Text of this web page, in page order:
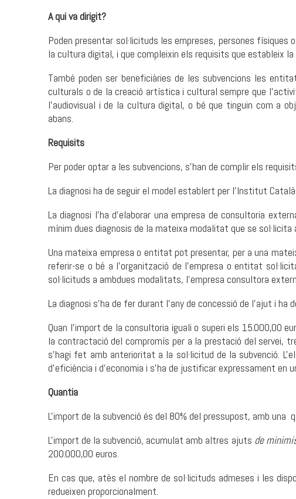
A qui va dirigit?
Poden presentar sol·licituds les empreses, persones
la cultura digital, i que compleixin els requisits que estableix la
També poden ser beneficiàries de les subvencions les
culturals o de la creació artística i cultural sempre que
l'audiovisual i de la cultura digital, o bé que tinguin com a
abans.
Requisits
Per poder optar a les subvencions, s'han de complir els
La diagnosi ha de seguir el model establert per l'Institut
La diagnosi l'ha d'elaborar una empresa de consultoria
mínim dues diagnosis de la mateixa modalitat que se
Una mateixa empresa o entitat pot presentar, per a una
referir-se o bé a l'organització de l'empresa o entitat
sol·licituds a ambdues modalitats, l’empresa consultora
La diagnosi s'ha de fer durant l'any de concessió de l'ajut i
Quan l'import de la consultoria iguali o superi els 15.000,00
la contractació del compromís per a la prestació del servei,
s'hagi fet amb anterioritat a la sol·licitud de la subvenció.
d'eficiència i d'economia i s'ha de justificar expressament en
Quantia
L'import de la subvenció és del 80% del pressupost, amb una
L'import de la subvenció, acumulat amb altres ajuts de
200.000,00 euros.
En cas que, atès el nombre de sol·licituds admeses i les
redueixen proporcionalment.